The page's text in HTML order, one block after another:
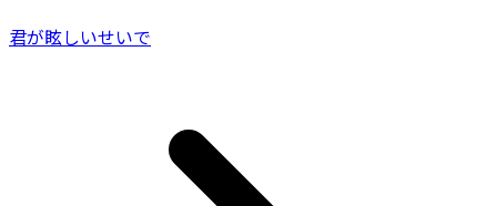
君が眩しいせいで